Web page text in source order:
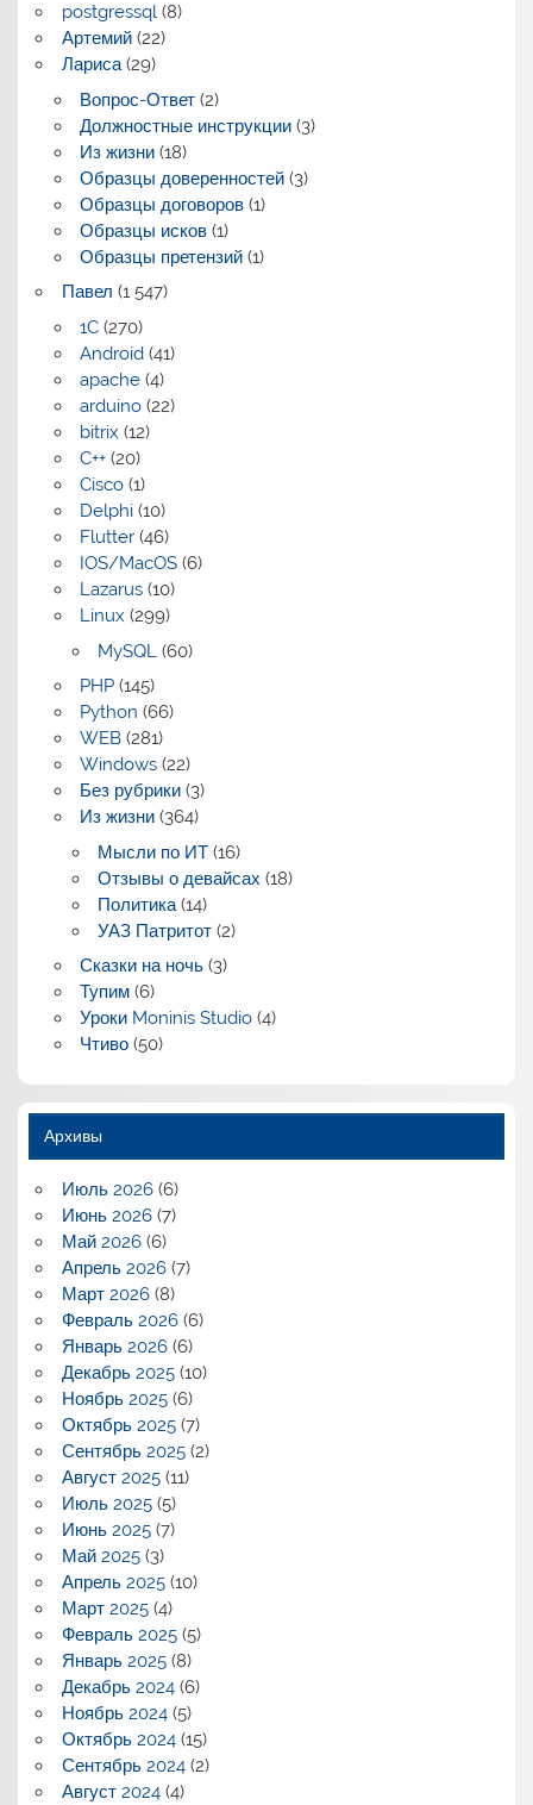
postgressql(8)
Артемий(22)
Лариса(29)
Вопрос-Ответ(2)
Должностные инструкции(3)
Из жизни(18)
Образцы доверенностей(3)
Образцы договоров(1)
Образцы исков(1)
Образцы претензий(1)
Павел (1 547)
1C(270)
Android(41)
apache(4)
arduino(22)
bitrix (12)
C++(20)
Cisco(1)
Delphi(10)
Flutter(46)
IOS/MacOS(6)
Lazarus(10)
Linux (299)
MySQL (60)
PHP(145)
Python (66)
WEB(281)
Windows(22)
Без рубрики(3)
Из жизни(364)
Мысли по ИТ(16)
Отзывы о девайсах (18)
Политика(14)
УАЗ Патритот(2)
Сказки на ночь(3)
Тупим(6)
Уроки Moninis Studio(4)
Чтиво(50)
Архивы
Июль 2026(6)
Июнь 2026(7)
Май 2026(6)
Апрель 2026(7)
Март 2026(8)
Февраль 2026(6)
Январь 2026(6)
Декабрь 2025(10)
Ноябрь 2025(6)
Октябрь 2025(7)
Сентябрь 2025(2)
Август 2025(11)
Июль 2025(5)
Июнь 2025(7)
Май 2025(3)
Апрель 2025(10)
Март 2025(4)
Февраль 2025(5)
Январь 2025(8)
Декабрь 2024(6)
Ноябрь 2024(5)
Октябрь 2024(15)
Сентябрь 2024(2)
Август 2024(4)